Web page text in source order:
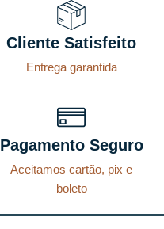
Cliente Satisfeito
Entrega garantida
Pagamento Seguro
Aceitamos cartão, pix e
boleto